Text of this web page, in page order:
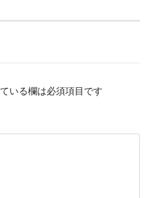
いる欄は必須項目です